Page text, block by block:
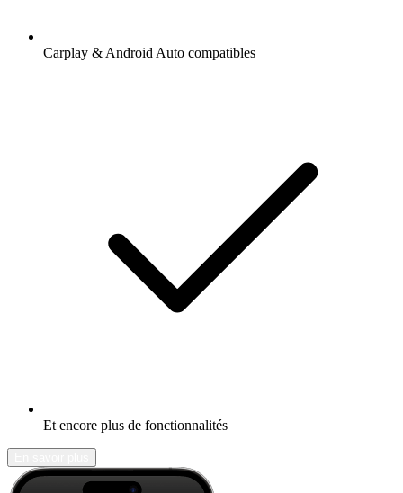
Carplay & Android Auto compatibles
Et encore plus de fonctionnalités